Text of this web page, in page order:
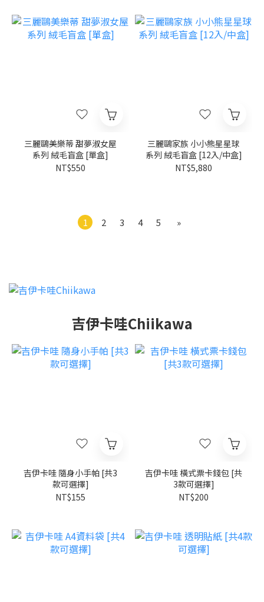
三麗鷗美樂蒂 甜夢淑女屋
系列 絨毛盲盒 [單盒]
NT$550
三麗鷗家族 小小熊星星球
系列 絨毛盲盒 [12入/中盒]
NT$5,880
1 2 3 4 5 »
吉伊卡哇Chiikawa
吉伊卡哇 隨身小手帕 [共3
款可選擇]
NT$155
吉伊卡哇 橫式票卡錢包 [共
3款可選擇]
NT$200